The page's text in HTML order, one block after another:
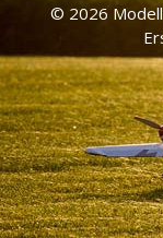
© 2026